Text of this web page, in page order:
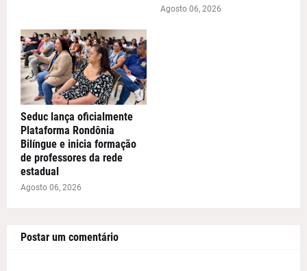
Agosto 06, 2026
Seduc lança oficialmente
Plataforma Rondônia
Bilíngue e inicia formação
de professores da rede
estadual
Agosto 06, 2026
Postar um comentário